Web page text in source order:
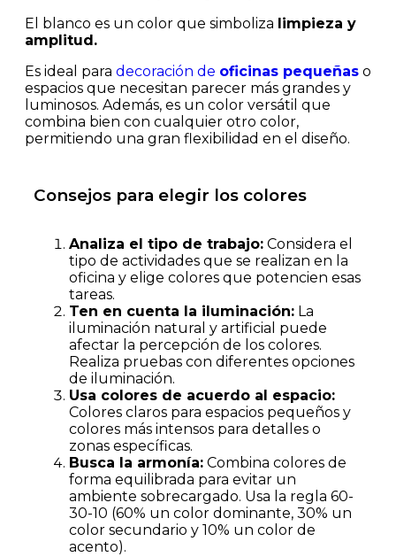
El blanco es un color que simboliza limpieza y
amplitud.
Es ideal para decoración de oficinas pequeñas o
espacios que necesitan parecer más grandes y
luminosos. Además, es un color versátil que
combina bien con cualquier otro color,
permitiendo una gran flexibilidad en el diseño.
Consejos para elegir los colores
Analiza el tipo de trabajo: Considera el
tipo de actividades que se realizan en la
oficina y elige colores que potencien esas
tareas.
Ten en cuenta la iluminación: La
iluminación natural y artificial puede
afectar la percepción de los colores.
Realiza pruebas con diferentes opciones
de iluminación.
Usa colores de acuerdo al espacio:
Colores claros para espacios pequeños y
colores más intensos para detalles o
zonas específicas.
Busca la armonía: Combina colores de
forma equilibrada para evitar un
ambiente sobrecargado. Usa la regla 60-
30-10 (60% un color dominante, 30% un
color secundario y 10% un color de
acento).